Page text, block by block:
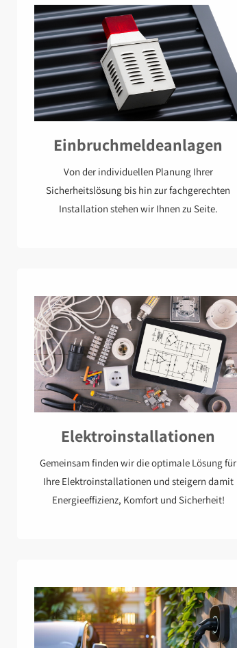
Einbruchmeldeanlagen
Von der individuellen Planung Ihrer
Sicherheitslösung bis hin zur fachgerechten
Installation stehen wir Ihnen zu Seite.
Elektroinstallationen
Gemeinsam finden wir die optimale Lösung für
Ihre Elektroinstallationen und steigern damit
Energieeffizienz, Komfort und Sicherheit!